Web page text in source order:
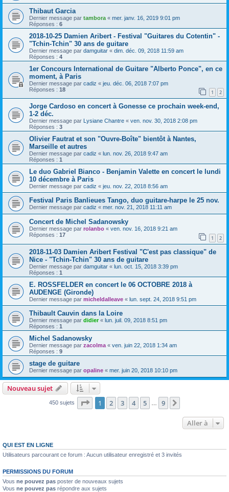
Thibaut Garcia
Dernier message par tambora « mer. janv. 16, 2019 9:01 pm
Réponses : 6
2018-10-25 Damien Aribert - Festival "Guitares du Cotentin" -
"Tchin-Tchin" 30 ans de guitare
Dernier message par damguitar « dim. déc. 09, 2018 11:59 am
Réponses : 4
1er Concours International de Guitare "Alberto Ponce", en ce
moment, à Paris
Dernier message par cadiz « jeu. déc. 06, 2018 7:07 pm
Réponses : 18 1 2
Jorge Cardoso en concert à Gonesse ce prochain week-end,
1-2 déc.
Dernier message par Lysiane Chantre « ven. nov. 30, 2018 2:08 pm
Réponses : 3
Olivier Fautrat et son "Ouvre-Boîte" bientôt à Nantes,
Marseille et autres
Dernier message par cadiz « lun. nov. 26, 2018 9:47 am
Réponses : 1
Le duo Gabriel Bianco - Benjamin Valette en concert le lundi
10 décembre à Paris
Dernier message par cadiz « jeu. nov. 22, 2018 8:56 am
Festival Paris Banlieues Tango, duo guitare-harpe le 25 nov.
Dernier message par cadiz « mer. nov. 21, 2018 11:11 am
Concert de Michel Sadanowsky
Dernier message par rolanbo « ven. nov. 16, 2018 9:21 am
Réponses : 17 1 2
2018-11-03 Damien Aribert Festival "C'est pas classique" de
Nice - "Tchin-Tchin" 30 ans de guitare
Dernier message par damguitar « lun. oct. 15, 2018 3:39 pm
Réponses : 1
E. ROSSFELDER en concert le 06 OCTOBRE 2018 à
AUDENGE (Gironde)
Dernier message par micheldalleave « lun. sept. 24, 2018 9:51 pm
Thibault Cauvin dans la Loire
Dernier message par didier« lun. juil. 09, 2018 8:51 pm
Réponses : 1
Michel Sadanowsky
Dernier message par zacolma « ven. juin 22, 2018 1:34 am
Réponses : 9
stage de guitare
Dernier message par opaline « mer. juin 20, 2018 10:10 pm
Nouveau sujet
450 sujets Page 1sur9
1 2 3 4 5 9
Aller à
QUI EST EN LIGNE
Utilisateurs parcourant ce forum : Aucun utilisateur enregistré et 3 invités
PERMISSIONS DU FORUM
Vous ne pouvez pas poster de nouveaux sujets
Vous ne pouvez pas répondre aux sujets